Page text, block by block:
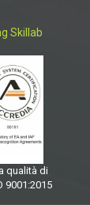
Skillab
qualità di
9001:2015